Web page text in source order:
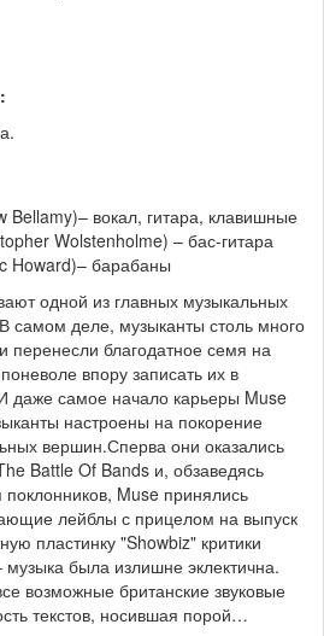
вокал, гитара, клавишные
Wolstenholme) – бас-гитара
Howard)– барабаны
одной из главных музыкальных
самом деле, музыканты столь много
перенесли благодатное семя на
впору записать их в
даже самое начало карьеры Muse
настроены на покорение
вершин.Сперва они оказались
Battle Of Bands и, обзаведясь
Muse принялись
лейблы с прицелом на выпуск
пластинку "Showbiz" критики
была излишне эклектична.
возможные британские звуковые
текстов, носившая порой…